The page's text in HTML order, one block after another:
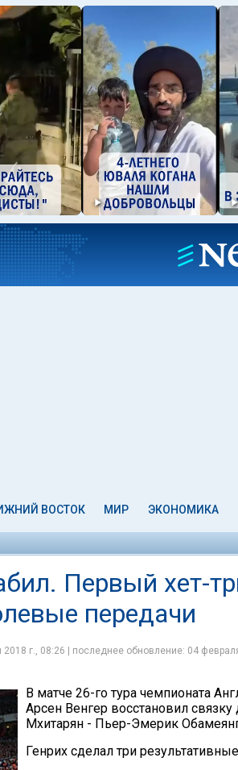
ВОСТОК МИР ЭКОНОМИКА
Первый хет-
передачи
г., 08:26 | последнее обновление: 04
В матче 26-го тура чемпионата
Арсен Венгер восстановил
Мхитарян - Пьер-Эмерик
Генрих сделал три